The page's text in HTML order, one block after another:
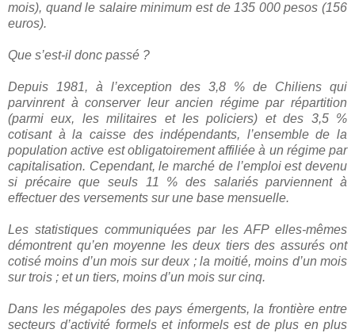
mois), quand le salaire minimum est de 135 000 pesos (156
euros).
Que s’est-il donc passé ?
Depuis 1981, à l’exception des 3,8 % de Chiliens qui
parvinrent à conserver leur ancien régime par répartition
(parmi eux, les militaires et les policiers) et des 3,5 %
cotisant à la caisse des indépendants, l’ensemble de la
population active est obligatoirement affiliée à un régime par
capitalisation. Cependant, le marché de l’emploi est devenu
si précaire que seuls 11 % des salariés parviennent à
effectuer des versements sur une base mensuelle.
Les statistiques communiquées par les AFP elles-mêmes
démontrent qu’en moyenne les deux tiers des assurés ont
cotisé moins d’un mois sur deux ; la moitié, moins d’un mois
sur trois ; et un tiers, moins d’un mois sur cinq.
Dans les mégapoles des pays émergents, la frontière entre
secteurs d’activité formels et informels est de plus en plus